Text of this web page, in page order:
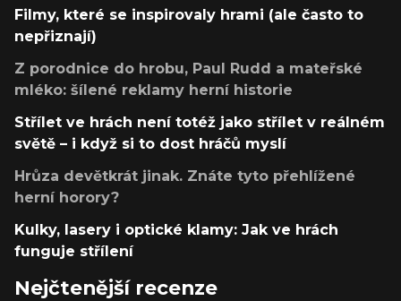
Filmy, které se inspirovaly hrami (ale často to
nepřiznají)
Z porodnice do hrobu, Paul Rudd a mateřské
mléko: šílené reklamy herní historie
Střílet ve hrách není totéž jako střílet v reálném
světě – i když si to dost hráčů myslí
Hrůza devětkrát jinak. Znáte tyto přehlížené
herní horory?
Kulky, lasery i optické klamy: Jak ve hrách
funguje střílení
Nejčtenější recenze